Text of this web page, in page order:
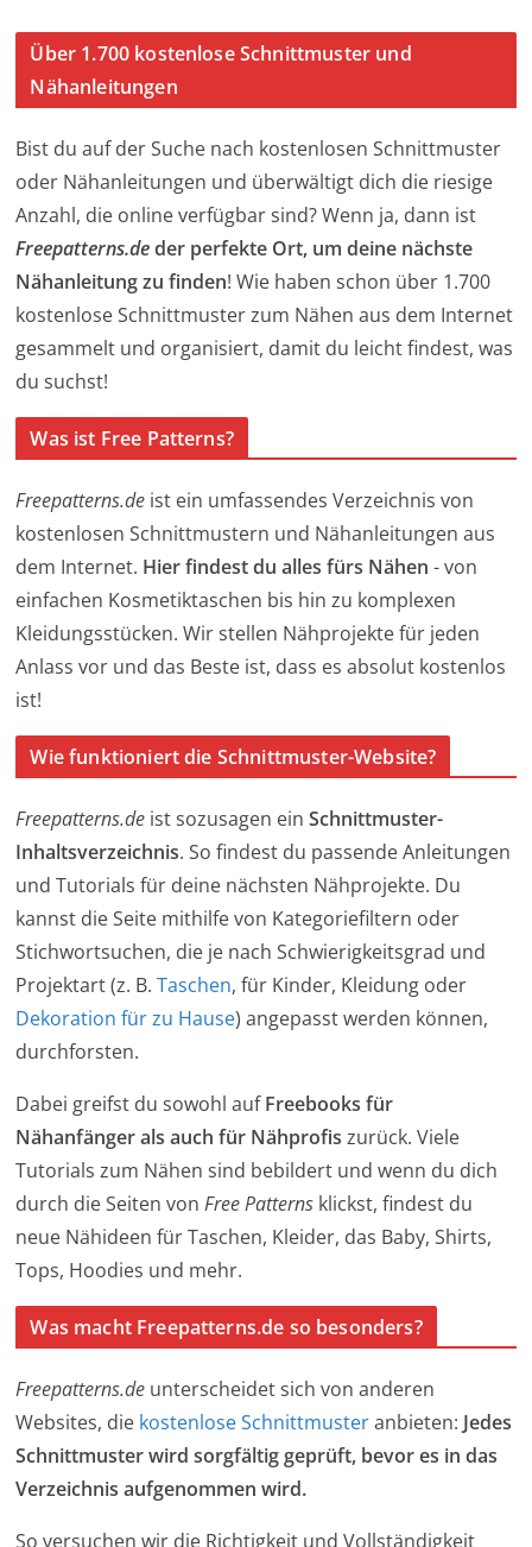
Über 1.700 kostenlose Schnittmuster und
Nähanleitungen
Bist du auf der Suche nach kostenlosen Schnittmuster
oder Nähanleitungen und überwältigt dich die riesige
Anzahl, die online verfügbar sind? Wenn ja, dann ist
Freepatterns.deder perfekte Ort, um deine nächste
Nähanleitung zu finden! Wie haben schon über 1.700
kostenlose Schnittmuster zum Nähen aus dem Internet
gesammelt und organisiert, damit du leicht findest, was
du suchst!
Was ist Free Patterns?
Freepatterns.de ist ein umfassendes Verzeichnis von
kostenlosen Schnittmustern und Nähanleitungen aus
dem Internet. Hier findest du alles fürs Nähen - von
einfachen Kosmetiktaschen bis hin zu komplexen
Kleidungsstücken. Wir stellen Nähprojekte für jeden
Anlass vor und das Beste ist, dass es absolut kostenlos
ist!
Wie funktioniert die Schnittmuster-Website?
Freepatterns.de ist sozusagen einSchnittmuster-
Inhaltsverzeichnis. So findest du passende Anleitungen
und Tutorials für deine nächsten Nähprojekte. Du
kannst die Seite mithilfe von Kategoriefiltern oder
Stichwortsuchen, die je nach Schwierigkeitsgrad und
Projektart (z. B.Taschen, für Kinder, Kleidung oder
Dekoration für zu Hause) angepasst werden können,
durchforsten.
Dabei greifst du sowohl aufFreebooks für
Nähanfänger als auch für Nähprofis zurück. Viele
Tutorials zum Nähen sind bebildert und wenn du dich
durch die Seiten von Free Patterns klickst, findest du
neue Nähideen für Taschen, Kleider, das Baby, Shirts,
Tops, Hoodies und mehr.
Was macht Freepatterns.de so besonders?
Freepatterns.de unterscheidet sich von anderen
Websites, die kostenlose Schnittmusteranbieten: Jedes
Schnittmuster wird sorgfältig geprüft, bevor es in das
Verzeichnis aufgenommen wird.
So versuchen wir die Richtigkeit und Vollständigkeit